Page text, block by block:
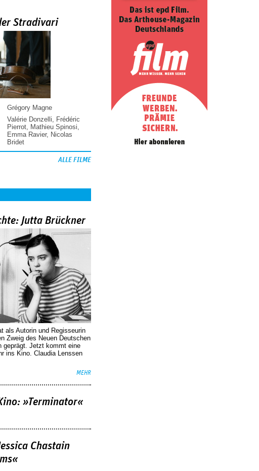
Stradivari
Grégory Magne
Valérie Donzelli
Frédéric
Pierrot Mathieu Spinosi
Emma Ravier, Nicolas
Bridet
ALLE FILME
Jutta Brückner
als Autorin und Regisseurin
Zweig des Neuen Deutschen
geprägt. Jetzt kommt eine
ins Kino. Claudia Lenssen
MEHR
»Terminator«
Chastain